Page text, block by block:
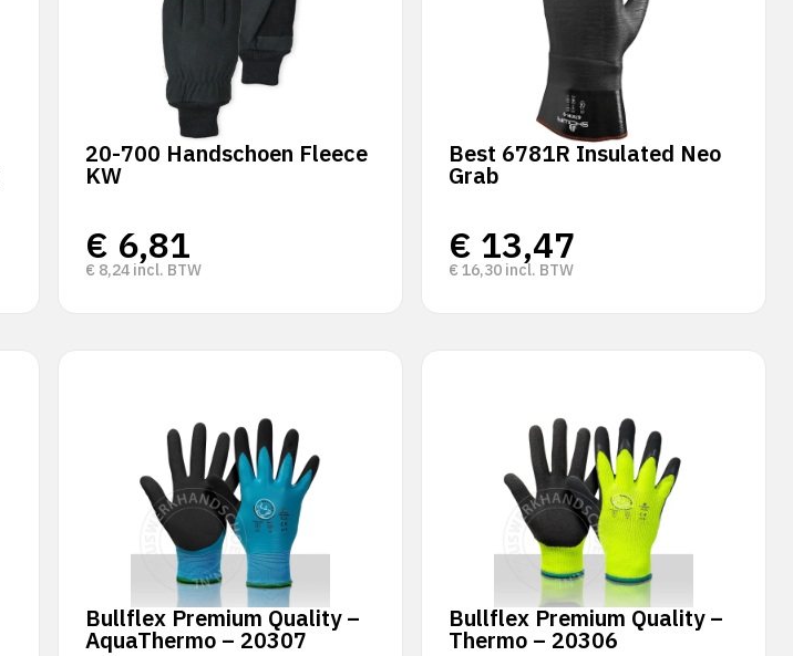
20-700 Handschoen Fleece
KW
€ 6,81
€ 8,24 incl. BTW
Best 6781R Insulated Neo
Grab
€ 13,47
€ 16,30 incl. BTW
Bullflex Premium Quality –
AquaThermo – 20307
Bullflex Premium Quality –
Thermo – 20306